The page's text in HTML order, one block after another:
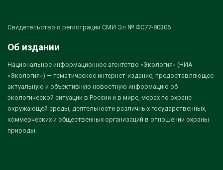
Свидетельство о регистрации СМИ Эл № ФС77-80306
Об издании
Национальное информационное агентство «Экология» (НИА
«Экология») — тематическое интернет-издание, предоставляющее
актуальную и объективную новостную информацию об
экологической ситуации в России и в мире, мерах по охране
окружающей среды, деятельности различных государственных,
коммерческих и общественных организаций в отношении охраны
природы.